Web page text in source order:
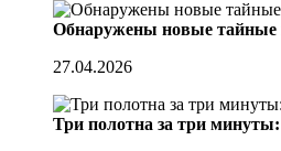
Обнаружены новые тайные
27.04.2026
Три полотна за три